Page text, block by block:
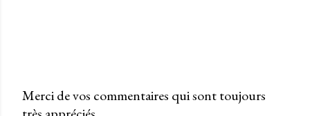
Merci de vos commentaires qui sont toujours